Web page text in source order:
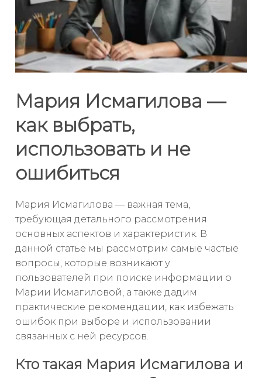
Мария Исмагилова —
как выбрать,
использовать и не
ошибиться
Мария Исмагилова — важная тема,
требующая детального рассмотрения
основных аспектов и характеристик. В
данной статье мы рассмотрим самые частые
вопросы, которые возникают у
пользователей при поиске информации о
Марии Исмагиловой, а также дадим
практические рекомендации, как избежать
ошибок при выборе и использовании
связанных с ней ресурсов.
Кто такая Мария Исмагилова и